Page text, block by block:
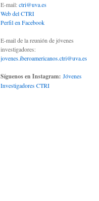
E-mail:ctri@uva.es
Web del CTRI
Perfil en Facebook
E-mail de la reunión de jóvenes
investigadores:
jovenes.iberoamericanos.ctri@uva.es
Síguenos en Instagram: Jóvenes
Investigadores CTRI